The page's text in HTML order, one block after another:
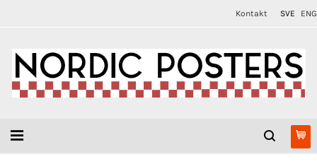
Kontakt SVE ENG